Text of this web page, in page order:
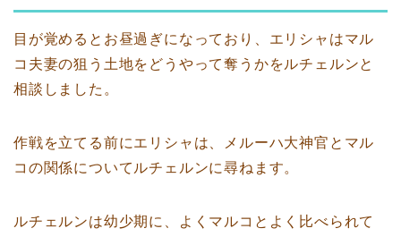
目が覚めるとお昼過ぎになっており、エリシャはマル
コ夫妻の狙う土地をどうやって奪うかをルチェルンと
相談しました。
作戦を立てる前にエリシャは、メルーハ大神官とマル
コの関係についてルチェルンに尋ねます。
ルチェルンは幼少期に、よくマルコとよく比べられて